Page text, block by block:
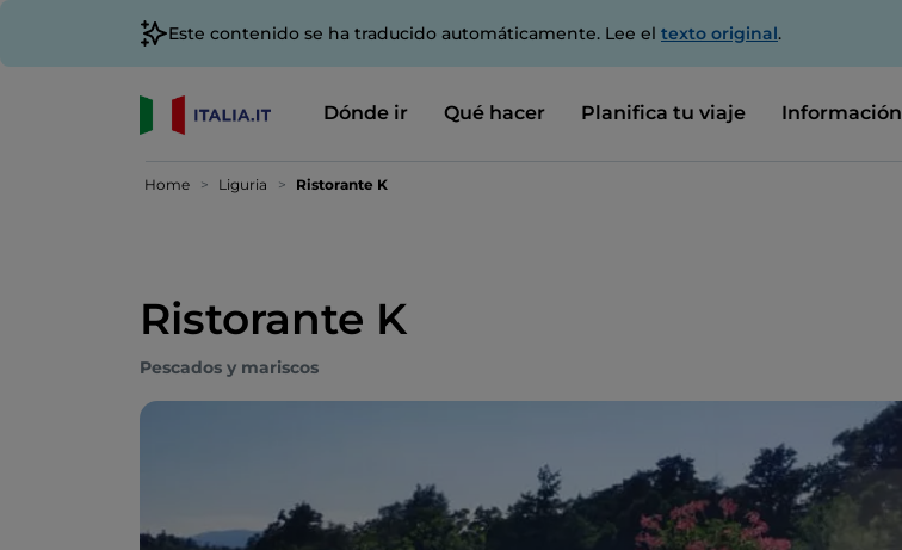
Este contenido se ha traducido automáticamente. Lee el texto original.
Dónde ir Qué hacer Planifica tu viaje Información
Home Liguria Ristorante K
Ristorante K
Pescados y mariscos